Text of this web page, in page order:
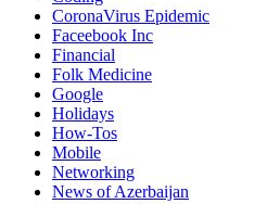
CoronaVirus Epidemic
Faceebook Inc
Financial
Folk Medicine
Google
Holidays
How-Tos
Mobile
Networking
News of Azerbaijan